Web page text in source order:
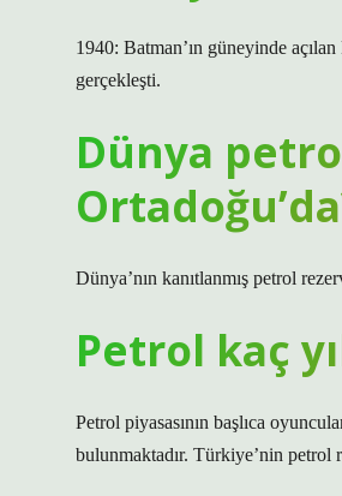
1940: Batman’ın güneyinde
gerçekleşti.
Dünya
Dünya’nın kanıtlanmış petrol
Petrol kaç
Petrol piyasasının başlıca
bulunmaktadır. Türkiye’nin